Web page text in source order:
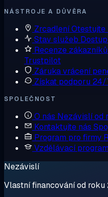
NÁSTROJE A DŮVĚRA
ZrcadleníOtestujte
Stav služeb
Recenze zákazníků
Trustpilot
Záruka vrácení
Získat podporu 24/
SPOLEČNOST
O nás Nezávislí od
Kontaktujte nás
Program pro firmy
Vzdělávací program
Nezávislí
Vlastní financování od